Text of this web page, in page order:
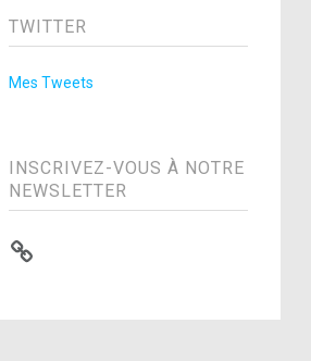
TWITTER
Mes Tweets
INSCRIVEZ-VOUS À NOTRE
NEWSLETTER